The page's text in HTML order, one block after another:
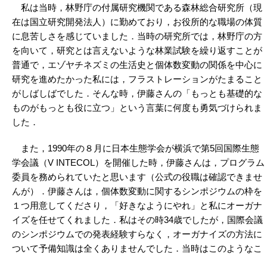
私は当時，林野庁の付属研究機関である森林総合研究所（現
在は国立研究開発法人）に勤めており，お役所的な職場の体質
に息苦しさを感じていました．当時の研究所では，林野庁の方
を向いて，研究とは言えないような林業試験を繰り返すことが
普通で，エゾヤチネズミの生活史と個体数変動の関係を中心に
研究を進めたかった私には，フラストレーションがたまること
がしばしばでした．そんな時，伊藤さんの「もっとも基礎的な
ものがもっとも役に立つ」という言葉に何度も勇気づけられま
した．
また，1990年の８月に日本生態学会が横浜で第5回国際生態
学会議（V INTECOL）を開催した時，伊藤さんは，プログラム
委員を務められていたと思います（公式の役職は確認できませ
んが）．伊藤さんは，個体数変動に関するシンポジウムの枠を
１つ用意してくださり，「好きなようにやれ」と私にオーガナ
イズを任せてくれました．私はその時34歳でしたが，国際会議
のシンポジウムでの発表経験すらなく，オーガナイズの方法に
ついて予備知識は全くありませんでした．当時はこのようなこ